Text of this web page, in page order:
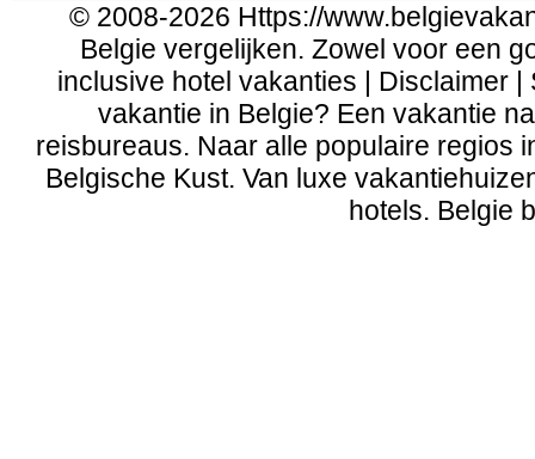
© 2008-2026 Https://
Belgie vergelijken. Zowel voor een
inclusive hotel vakanties | Disclaimer |
vakantie in Belgie? Een vakantie
reisbureaus. Naar alle populaire regios
Belgische Kust. Van luxe
hotels. Belgie